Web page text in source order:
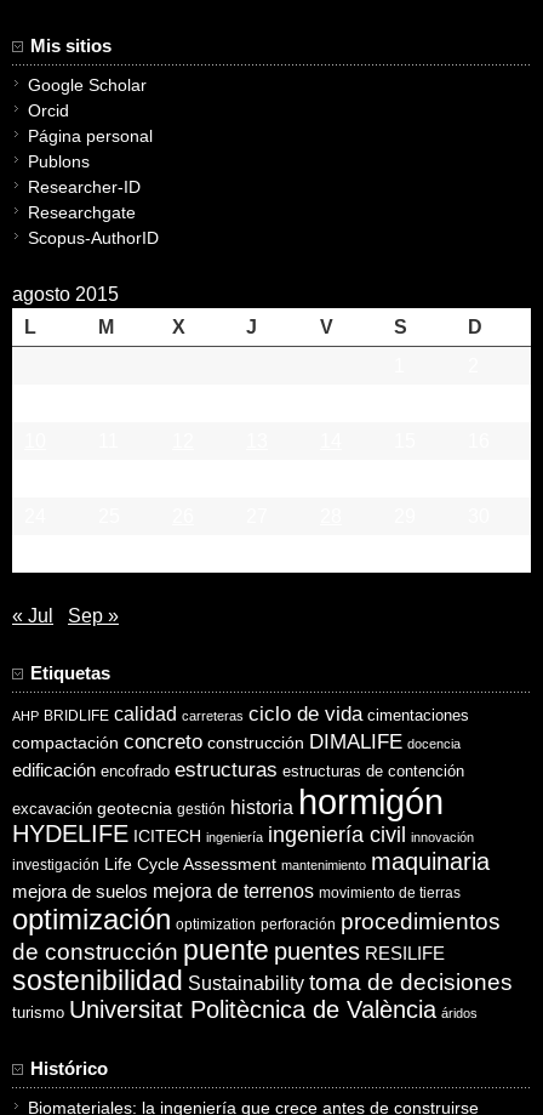
Mis sitios
Google Scholar
Orcid
Página personal
Publons
Researcher-ID
Researchgate
Scopus-AuthorID
agosto 2015
L
M X J V S
D
« Jul Sep »
Etiquetas
AHP BRIDLIFE calidad carreteras ciclo de vida cimentaciones
compactación concreto construcción DIMALIFE docencia
edificación encofrado estructuras estructuras de contención
excavación geotecnia gestión historia hormigón
HYDELIFE ICITECH ingeniería ingeniería civil innovación
investigación Life Cycle Assessment mantenimiento maquinaria
mejora de suelos mejora de terrenos movimiento de tierras
optimización optimization perforación procedimientos
de construcción puente puentes RESILIFE
sostenibilidad Sustainability toma de decisiones
turismo Universitat Politècnica de València áridos
Histórico
Biomateriales: la ingeniería que crece antes de construirse